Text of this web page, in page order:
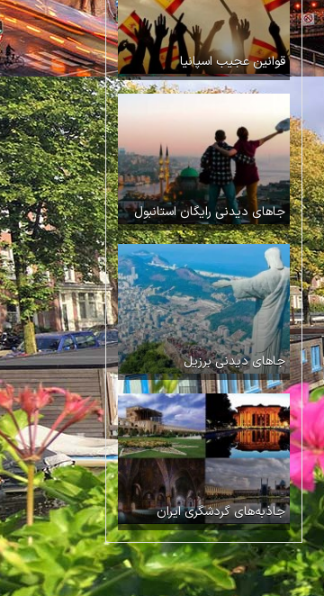
قوانین عجیب اسپانیا
جاهای دیدنی رایگان استانبول
جاهای دیدنی برزیل
جاذبه‌های گردشگری ایران